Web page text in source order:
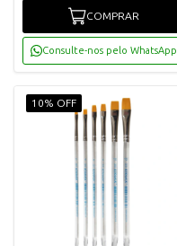
COMPRAR
Consulte-nos pelo WhatsApp
10% OFF